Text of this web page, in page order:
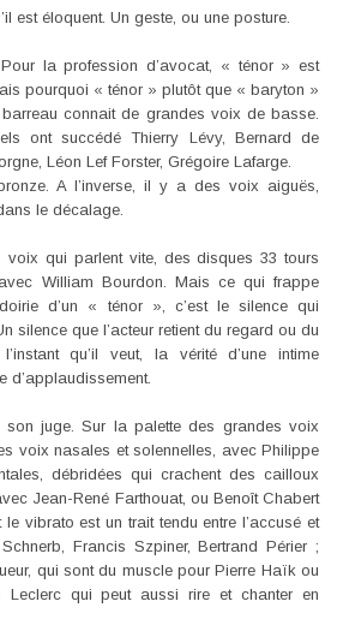
est éloquent. Un geste, ou une posture.
la profession d’avocat, « ténor » est
pourquoi « ténor » plutôt que « baryton »
connait de grandes voix de basse.
ont succédé Thierry Lévy, Bernard de
Léon Lef Forster, Grégoire Lafarge.
A l’inverse, il y a des voix aiguës,
le décalage.
qui parlent vite, des disques 33 tours
William Bourdon. Mais ce qui frappe
d’un « ténor », c’est le silence qui
silence que l’acteur retient du regard ou du
qu’il veut, la vérité d’une intime
d’applaudissement.
juge. Sur la palette des grandes voix
voix nasales et solennelles, avec Philippe
débridées qui crachent des cailloux
Jean-René Farthouat, ou Benoît Chabert
vibrato est un trait tendu entre l’accusé et
Francis Szpiner, Bertrand Périer ;
qui sont du muscle pour Pierre Haïk ou
Leclerc qui peut aussi rire et chanter en